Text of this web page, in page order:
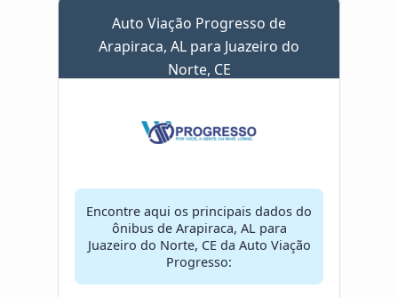
Auto Viação Progresso de
Arapiraca, AL para Juazeiro do
Norte, CE
Encontre aqui os principais dados do
ônibus de Arapiraca, AL para
Juazeiro do Norte, CE da Auto Viação
Progresso: